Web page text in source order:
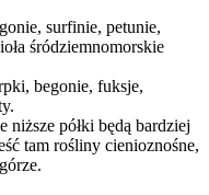
surfinie, petunie,
śródziemnomorskie
begonie, fuksje,
niższe półki będą bardziej
tam rośliny cienioznośne,